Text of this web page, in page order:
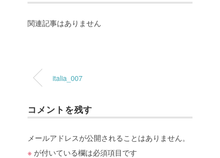
関連記事はありません
italia_007
コメントを残す
メールアドレスが公開されることはありません。
※ が付いている欄は必須項目です